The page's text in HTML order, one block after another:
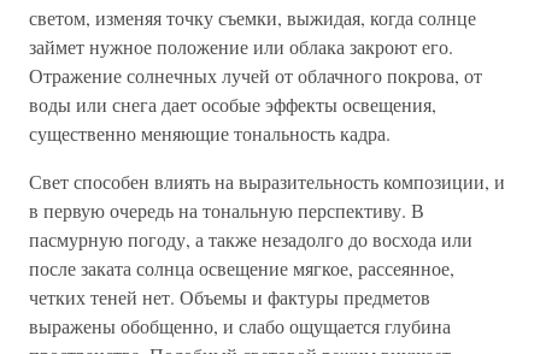
светом, изменяя точку съемки, выжидая, когда солнце
займет нужное положение или облака закроют его.
Отражение солнечных лучей от облачного покрова, от
воды или снега дает особые эффекты освещения,
существенно меняющие тональность кадра.
Свет способен влиять на выразительность композиции, и
в первую очередь на тональную перспективу. В
пасмурную погоду, а также незадолго до восхода или
после заката солнца освещение мягкое, рассеянное,
четких теней нет. Объемы и фактуры предметов
выражены обобщенно, и слабо ощущается глубина